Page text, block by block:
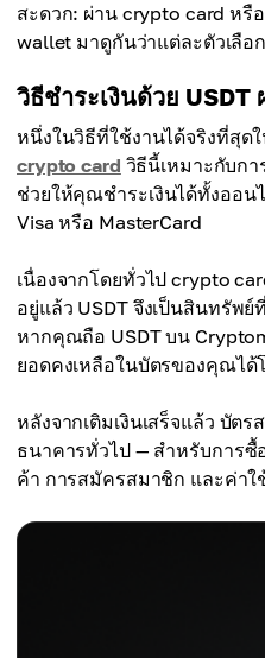
สะดวก: ผ่าน crypto card หรื
wallet มาดูกันว่าแต่ละตัวเลือ
วิธีชำระเงินด้วย
หนึ่งในวิธีที่ใช้งานได้จริงที่สุด
crypto card วิธีนี้เหมาะกับกา
ช่วยให้คุณชำระเงินได้ทั้งออ
Visa หรือ MasterCard
เนื่องจากโดยทั่วไป crypto
อยู่แล้ว USDT จึงเป็นสินทรัพ
หากคุณถือ USDT บน
ยอดคงเหลือในบัตรของคุณได้
หลังจากเติมเงินเสร็จแล้ว บัต
ธนาคารทั่วไป — สำหรับการซื้
ค้า การสมัครสมาชิก และค่าใ